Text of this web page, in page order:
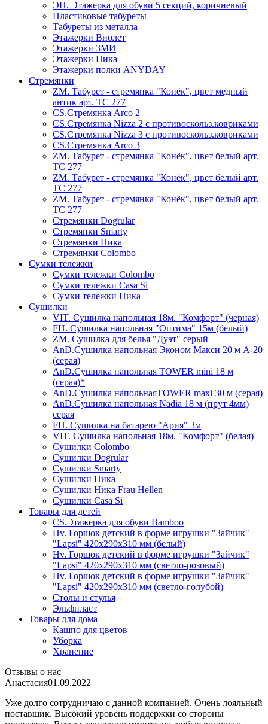
ЭП. Этажерка для обуви 5 секций, коричневый
Пластиковые табуреты
Табуреты из металла
Этажерки Виолет
Этажерки ЗМИ
Этажерки Ника
Этажерки полки ANYDAY
Стремянки
ZM. Табурет - стремянка "Конёк", цвет медный
антик арт. ТС 277
CS.Стремянка Arco 2
CS.Стремянка Nizza 2 с противоскольз.ковриками
CS.Стремянка Nizza 3 с противоскольз.ковриками
CS.Стремянка Arco 3
ZM. Табурет - стремянка "Конёк", цвет белый арт.
ТС 277
ZM. Табурет - стремянка "Конёк", цвет белый арт.
ТС 277
ZM. Табурет - стремянка "Конёк", цвет белый арт.
ТС 277
Стремянки Dogrular
Стремянки Smarty
Стремянки Ника
Стремянки Сolombo
Сумки тележки
Сумки тележки Colombo
Сумки тележки Сasa Si
Сумки тележки Ника
Сушилки
VIT. Сушилка напольная 18м. "Комфорт" (черная)
FH. Сушилка напольная "Оптима" 15м (белый)
ZM. Сушилка для белья "Дуэт" серый
AnD.Сушилка напольная Эконом Макси 20 м А-20
(серая)
AnD.Сушилка напольная TOWER mini 18 м
(серая)*
AnD.Сушилка напольнаяTOWER maxi 30 м (серая)
AnD.Сушилка напольная Nadia 18 м (прут 4мм)
серая
FH. Сушилка на батарею "Ария" 3м
VIT. Сушилка напольная 18м. "Комфорт" (белая)
Cушилки Colombo
Сушилки Dogrular
Сушилки Smarty
Сушилки Ника
Сушилки Ника Frau Hellen
Сушилки Сasa Si
Товары для детей
CS.Этажерка для обуви Bamboo
Hv. Горшок детский в форме игрушки "Зайчик"
"Lapsi" 420х290х310 мм (белый)
Hv. Горшок детский в форме игрушки "Зайчик"
"Lapsi" 420х290х310 мм (светло-розовый)
Hv. Горшок детский в форме игрушки "Зайчик"
"Lapsi" 420х290х310 мм (светло-голубой)
Столы и стулья
Эльфпласт
Товары для дома
Кашпо для цветов
Уборка
Хранение
Отзывы о нас
Анастасия01.09.2022
Уже долго сотрудничаю с данной компанией. Очень лояльный
поставщик. Высокий уровень поддержки со стороны